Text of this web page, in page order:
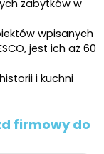
zabytków w
wpisanych
jest ich aż 60
i kuchni
firmowy do